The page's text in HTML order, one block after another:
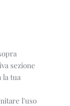
sezione
tua
l'uso